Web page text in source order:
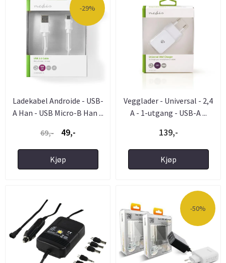
-29%
Ladekabel Androide - USB-
A Han - USB Micro-B Han ...
69,-
49,-
Kjøp
Vegglader - Universal - 2,4
A - 1-utgang - USB-A ...
139,-
Kjøp
-50%